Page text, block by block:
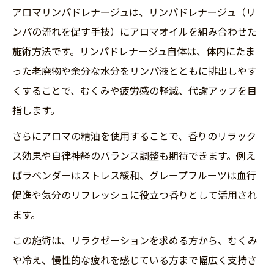
アロマリンパドレナージュは、リンパドレナージュ（リ
ンパの流れを促す手技）にアロマオイルを組み合わせた
施術方法です。リンパドレナージュ自体は、体内にたま
った老廃物や余分な水分をリンパ液とともに排出しやす
くすることで、むくみや疲労感の軽減、代謝アップを目
指します。
さらにアロマの精油を使用することで、香りのリラック
ス効果や自律神経のバランス調整も期待できます。例え
ばラベンダーはストレス緩和、グレープフルーツは血行
促進や気分のリフレッシュに役立つ香りとして活用され
ます。
この施術は、リラクゼーションを求める方から、むくみ
や冷え、慢性的な疲れを感じている方まで幅広く支持さ